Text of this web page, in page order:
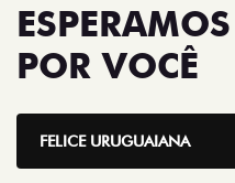
ESPERAMOS
POR VOCÊ
FELICE URUGUAIANA